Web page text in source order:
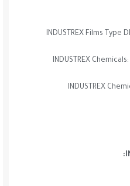
INDUSTREX Films Type
INDUSTREX
INDUSTREX